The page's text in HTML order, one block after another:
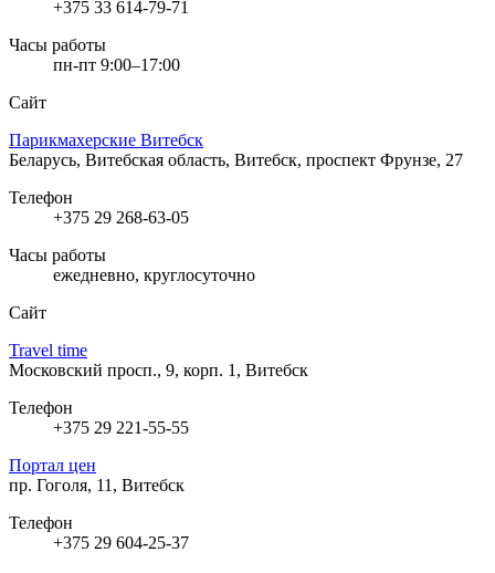
+375 33 614-79-71
Часы работы
пн-пт 9:00–17:00
Сайт
Парикмахерские Витебск
Беларусь, Витебская область, Витебск, проспект Фрунзе, 27
Телефон
+375 29 268-63-05
Часы работы
ежедневно, круглосуточно
Сайт
Travel time
Московский просп., 9, корп. 1, Витебск
Телефон
+375 29 221-55-55
Портал цен
пр. Гоголя, 11, Витебск
Телефон
+375 29 604-25-37